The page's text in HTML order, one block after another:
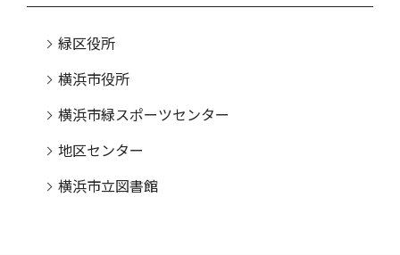
緑区役所
横浜市役所
横浜市緑スポーツセンター
地区センター
横浜市立図書館